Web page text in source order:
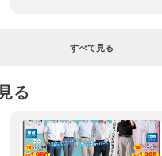
すべて見る
る